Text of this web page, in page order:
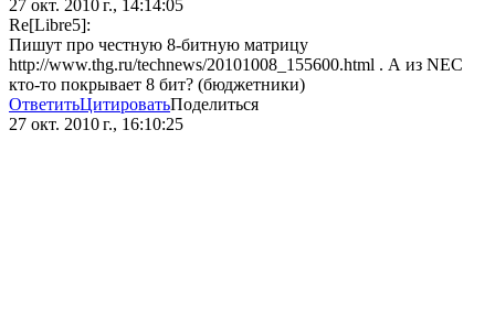
27 окт. 2010 г., 14:14:05
Re[Libre5]:
Пишут про честную 8-битную матрицу
http://www.thg.ru/technews/20101008_155600.html . А из NEC
кто-то покрывает 8 бит? (бюджетники)
ОтветитьЦитироватьПоделиться
27 окт. 2010 г., 16:10:25